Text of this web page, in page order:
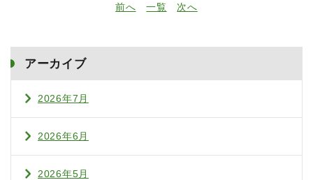
前へ 一覧 次へ
アーカイブ
2026年7月
2026年6月
2026年5月